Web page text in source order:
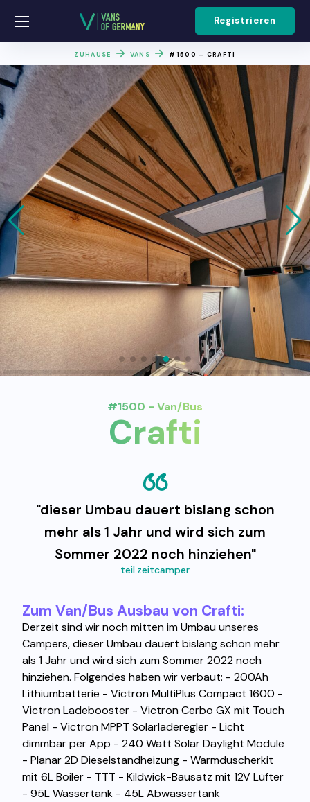
Registrieren
ZUHAUSE VANS #1500 – CRAFTI
#1500 - Van/Bus
Crafti
"dieser Umbau dauert bislang schon
mehr als 1 Jahr und wird sich zum
Sommer 2022 noch hinziehen"
teil.zeitcamper
Zum Van/Bus Ausbau von Crafti:
Derzeit sind wir noch mitten im Umbau unseres
Campers, dieser Umbau dauert bislang schon mehr
als 1 Jahr und wird sich zum Sommer 2022 noch
hinziehen. Folgendes haben wir verbaut: - 200Ah
Lithiumbatterie - Victron MultiPlus Compact 1600 -
Victron Ladebooster - Victron Cerbo GX mit Touch
Panel - Victron MPPT Solarladeregler - Licht
dimmbar per App - 240 Watt Solar Daylight Module
- Planar 2D Dieselstandheizung - Warmduscherkit
mit 6L Boiler - TTT - Kildwick-Bausatz mit 12V Lüfter
- 95L Wassertank - 45L Abwassertank